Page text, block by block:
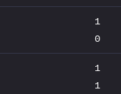
1
0
1
1